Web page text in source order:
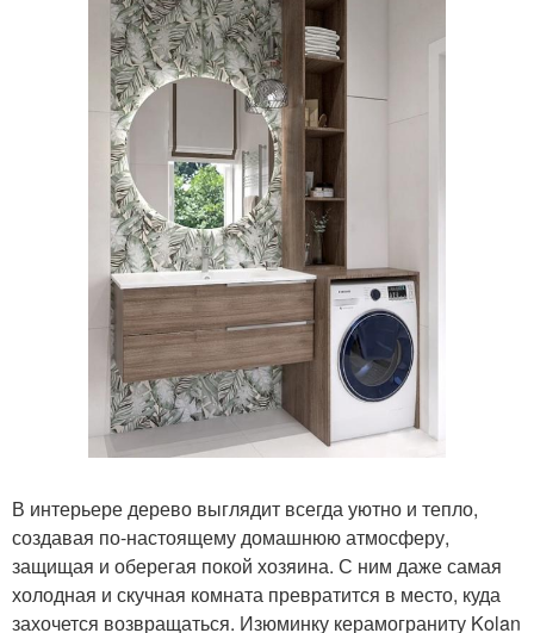
В интерьере дерево выглядит всегда уютно и тепло,
создавая по-настоящему домашнюю атмосферу,
защищая и оберегая покой хозяина. С ним даже самая
холодная и скучная комната превратится в место, куда
захочется возвращаться. Изюминку керамограниту Kolan